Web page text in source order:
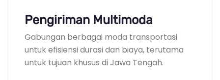
Pengiriman Multimoda
Gabungan berbagai moda transportasi
untuk efisiensi durasi dan biaya, terutama
untuk tujuan khusus di Jawa Tengah.